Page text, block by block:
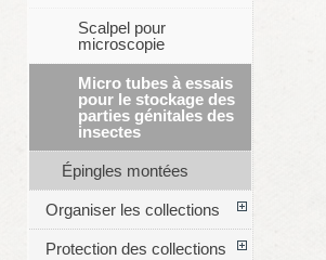
Scalpel pour
microscopie
Micro tubes à essais
pour le stockage des
parties génitales des
insectes
Épingles montées
Organiser les collections
Protection des collections